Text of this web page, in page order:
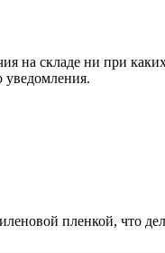
на складе ни при
уведомления.
пленкой, что